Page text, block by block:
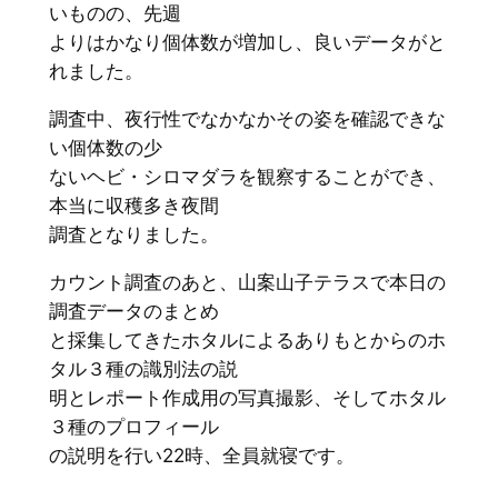
いものの、先週
よりはかなり個体数が増加し、良いデータがと
れました。
調査中、夜行性でなかなかその姿を確認できな
い個体数の少
ないヘビ・シロマダラを観察することができ、
本当に収穫多き夜間
調査となりました。
カウント調査のあと、山案山子テラスで本日の
調査データのまとめ
と採集してきたホタルによるありもとからのホ
タル３種の識別法の説
明とレポート作成用の写真撮影、そしてホタル
３種のプロフィール
の説明を行い22時、全員就寝です。